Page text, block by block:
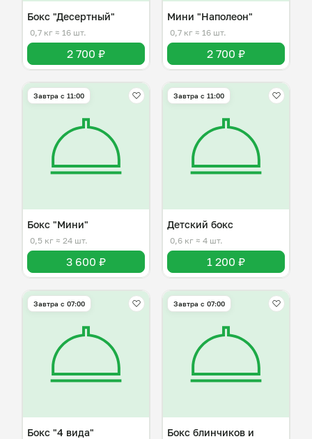
Бокс "Десертный"
0,7 кг ≈ 16 шт.
2 700 ₽
Мини "Наполеон"
0,7 кг ≈ 16 шт.
2 700 ₽
Завтра c 11:00
Бокс "Мини"
0,5 кг ≈ 24 шт.
3 600 ₽
Завтра c 11:00
Детский бокс
0,6 кг ≈ 4 шт.
1 200 ₽
Завтра c 07:00
Бокс "4 вида"
Завтра c 07:00
Бокс блинчиков и